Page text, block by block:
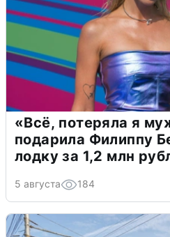
«Всё, потеряла я
подарила Филиппу
лодку за 1,2 млн
5 августа 184